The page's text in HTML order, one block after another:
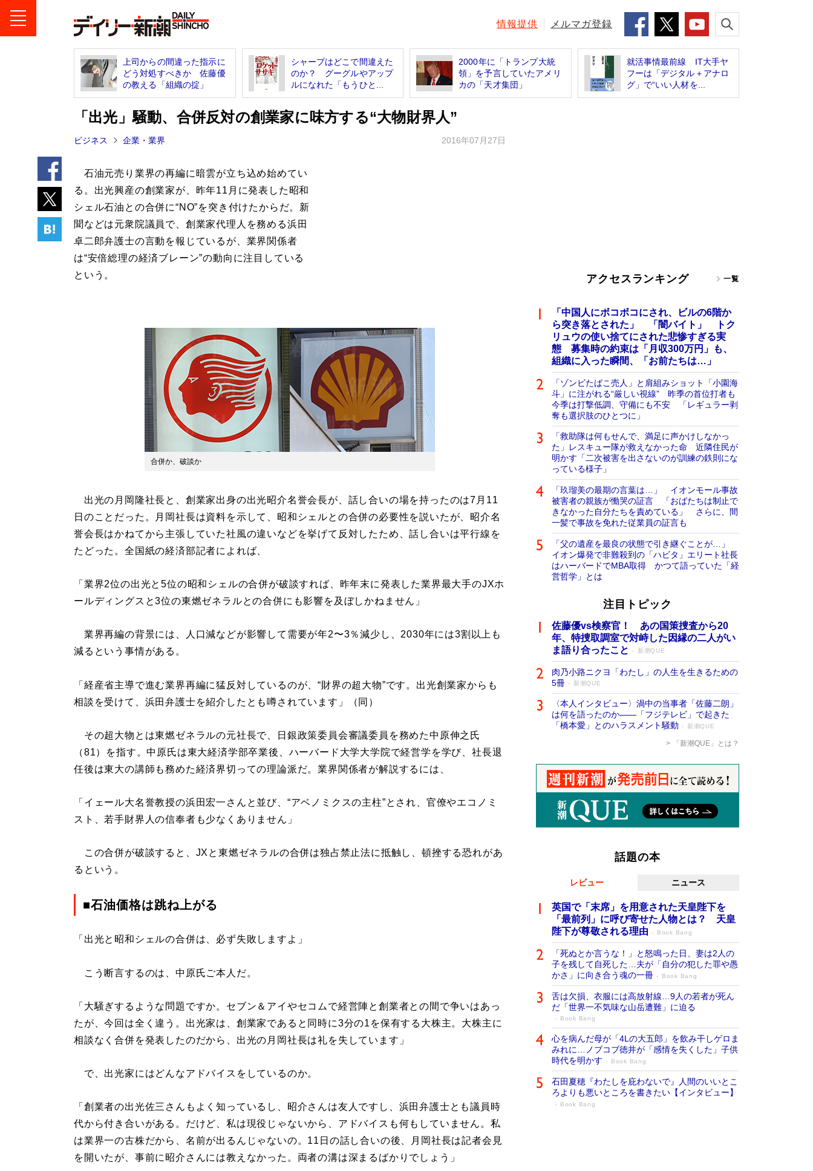
情報提供 メルマガ登録
上司からの間違った指示に
どう対処すべきか 佐藤優
の教える「組織の掟」
シャープはどこで間違えた
のか？ グーグルやアップ
ルになれた「もうひと...
2000年に「トランプ大統
領」を予言していたアメリ
カの「天才集団」
就活事情最前線 IT大手ヤ
フーは「デジタル＋アナロ
グ」で“いい人材を...
「出光」騒動、合併反対の創業家に味方する“大物財界人”
ビジネス 企業・業界 2016年07月27日
石油元売り業界の再編に暗雲が立ち込め始めてい
る。出光興産の創業家が、昨年11月に発表した昭和
シェル石油との合併に“NO”を突き付けたからだ。新
聞などは元衆院議員で、創業家代理人を務める浜田
卓二郎弁護士の言動を報じているが、業界関係者
は“安倍総理の経済ブレーン”の動向に注目している
という。
合併か、破談か
出光の月岡隆社長と、創業家出身の出光昭介名誉会長が、話し合いの場を持ったのは7月11
日のことだった。月岡社長は資料を示して、昭和シェルとの合併の必要性を説いたが、昭介名
誉会長はかねてから主張していた社風の違いなどを挙げて反対したため、話し合いは平行線を
たどった。全国紙の経済部記者によれば、
「業界2位の出光と5位の昭和シェルの合併が破談すれば、昨年末に発表した業界最大手のJXホ
ールディングスと3位の東燃ゼネラルとの合併にも影響を及ぼしかねません」
業界再編の背景には、人口減などが影響して需要が年2〜3％減少し、2030年には3割以上も
減るという事情がある。
「経産省主導で進む業界再編に猛反対しているのが、“財界の超大物”です。出光創業家からも
相談を受けて、浜田弁護士を紹介したとも噂されています」（同）
その超大物とは東燃ゼネラルの元社長で、日銀政策委員会審議委員を務めた中原伸之氏
（81）を指す。中原氏は東大経済学部卒業後、ハーバード大学大学院で経営学を学び、社長退
任後は東大の講師も務めた経済界切っての理論派だ。業界関係者が解説するには、
「イェール大名誉教授の浜田宏一さんと並び、“アベノミクスの主柱”とされ、官僚やエコノミ
スト、若手財界人の信奉者も少なくありません」
この合併が破談すると、JXと東燃ゼネラルの合併は独占禁止法に抵触し、頓挫する恐れがあ
るという。
■石油価格は跳ね上がる
「出光と昭和シェルの合併は、必ず失敗しますよ」
こう断言するのは、中原氏ご本人だ。
「大騒ぎするような問題ですか。セブン＆アイやセコムで経営陣と創業者との間で争いはあっ
たが、今回は全く違う。出光家は、創業家であると同時に3分の1を保有する大株主。大株主に
相談なく合併を発表したのだから、出光の月岡社長は礼を失しています」
で、出光家にはどんなアドバイスをしているのか。
「創業者の出光佐三さんもよく知っているし、昭介さんは友人ですし、浜田弁護士とも議員時
代から付き合いがある。だけど、私は現役じゃないから、アドバイスも何もしていません。私
は業界一の古株だから、名前が出るんじゃないの。11日の話し合いの後、月岡社長は記者会見
を開いたが、事前に昭介さんには教えなかった。両者の溝は深まるばかりでしょう」
アクセスランキング 一覧
「中国人にボコボコにされ、ビルの6階か
ら突き落とされた」 「闇バイト」 トク
リュウの使い捨てにされた悲惨すぎる実
態 募集時の約束は「月収300万円」も、
組織に入った瞬間、「お前たちは…」
「ゾンビたばこ売人」と肩組みショット「小園海
斗」に注がれる“厳しい視線” 昨季の首位打者も
今季は打撃低調、守備にも不安 「レギュラー剥
奪も選択肢のひとつに」
「救助隊は何もせんで、満足に声かけしなかっ
た」レスキュー隊が救えなかった命 近隣住民が
明かす「二次被害を出さないのが訓練の鉄則にな
っている様子」
「玖瑠美の最期の言葉は…」 イオンモール事故
被害者の親族が慟哭の証言 「おばたちは制止で
きなかった自分たちを責めている」 さらに、間
一髪で事故を免れた従業員の証言も
「父の遺産を最良の状態で引き継ぐことが…」
イオン爆発で非難殺到の「ハビタ」エリート社長
はハーバードでMBA取得 かつて語っていた「経
営哲学」とは
注目トピック
佐藤優vs検察官！ あの国策捜査から20
年、特捜取調室で対峙した因縁の二人がい
ま語り合ったこと
新潮QUE
肉乃小路ニクヨ「わたし」の人生を生きるための
5冊
新潮QUE
〈本人インタビュー〉渦中の当事者「佐藤二朗」
は何を語ったのか――「フジテレビ」で起きた
「橋本愛」とのハラスメント騒動
新潮QUE
「新潮QUE」とは？
話題の本
レビュー ニュース
英国で「末席」を用意された天皇陛下を
「最前列」に呼び寄せた人物とは？ 天皇
陛下が尊敬される理由
Book Bang
「死ぬとか言うな！」と怒鳴った日、妻は2人の
子を残して自死した…夫が「自分の犯した罪や愚
かさ」に向き合う魂の一冊
Book Bang
舌は欠損、衣服には高放射線…9人の若者が死ん
だ「世界一不気味な山岳遭難」に迫る
Book Bang
心を病んだ母が「4Lの大五郎」を飲み干しゲロま
みれに…ノブコブ徳井が「感情を失くした」子供
時代を明かす
Book Bang
石田夏穂『わたしを庇わないで』人間のいいとこ
ろよりも悪いところを書きたい【インタビュー】
Book Bang